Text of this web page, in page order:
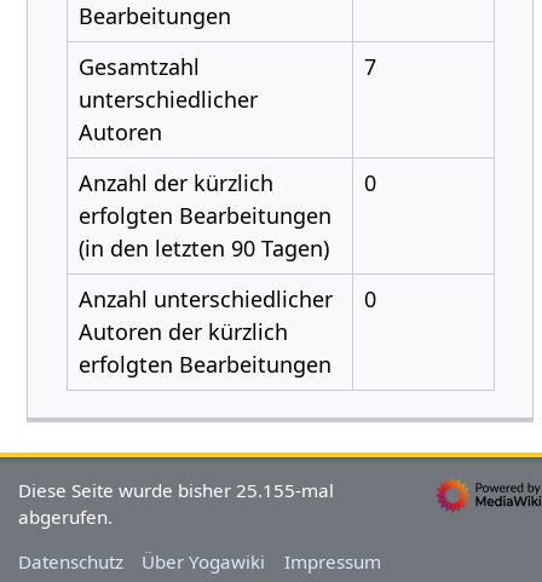
Bearbeitungen
Gesamtzahl
unterschiedlicher
Autoren
7
Anzahl der kürzlich
erfolgten Bearbeitungen
(in den letzten 90 Tagen)
0
Anzahl unterschiedlicher
Autoren der kürzlich
erfolgten Bearbeitungen
0
Diese Seite wurde bisher 25.155-mal
abgerufen.
Datenschutz
Über Yogawiki Impressum